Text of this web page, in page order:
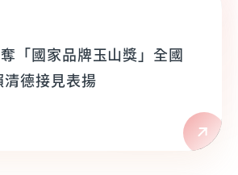
「國家品牌玉山獎」全國
清德接見表揚